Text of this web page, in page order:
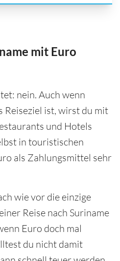
mit Euro
nein. Auch wenn
Reiseziel ist, wirst du mit
und Hotels
in touristischen
als Zahlungsmittel sehr
wie vor die einzige
Reise nach Suriname
Euro doch mal
du nicht damit